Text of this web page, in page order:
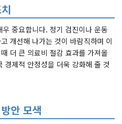
중요합니다. 정기 검진이나 운동
개선해 나가는 것이 바람직하며 이
더 큰 의료비 절감 효과를 가져올
경제적 안정성을 더욱 강화해 줄 것
안 모색